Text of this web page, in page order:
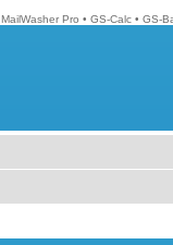
MailWasher Pro • GS-Calc • GS-